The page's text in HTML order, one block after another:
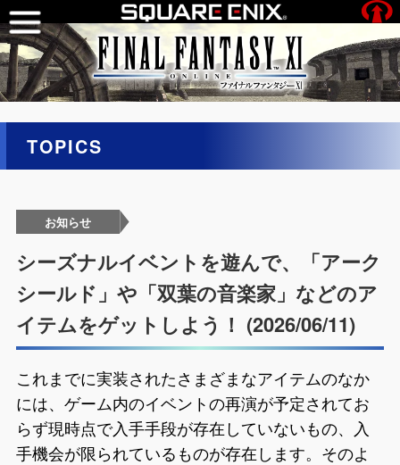
TOPICS
お知らせ
シーズナルイベントを遊んで、「アーク
シールド」や「双葉の音楽家」などのア
イテムをゲットしよう！ (2026/06/11)
これまでに実装されたさまざまなアイテムのなか
には、ゲーム内のイベントの再演が予定されてお
らず現時点で入手手段が存在していないもの、入
手機会が限られているものが存在します。そのよ